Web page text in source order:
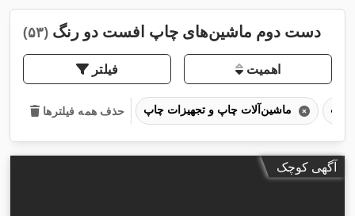
دست دوم ماشین‌های چاپ افست دو رنگ (۵۳)
فیلتر اهمیت
حذف همه فیلترها
آگهی کوچک